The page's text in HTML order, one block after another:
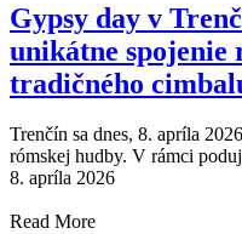
Gypsy day v
unikátne spojenie
tradičného
Trenčín sa dnes, 8. apríla
rómskej hudby. V rámci
8. apríla 2026
Read More